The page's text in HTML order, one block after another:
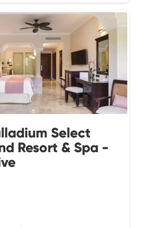
Select
Resort & Spa -